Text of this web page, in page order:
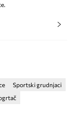
Sportski grudnjaci